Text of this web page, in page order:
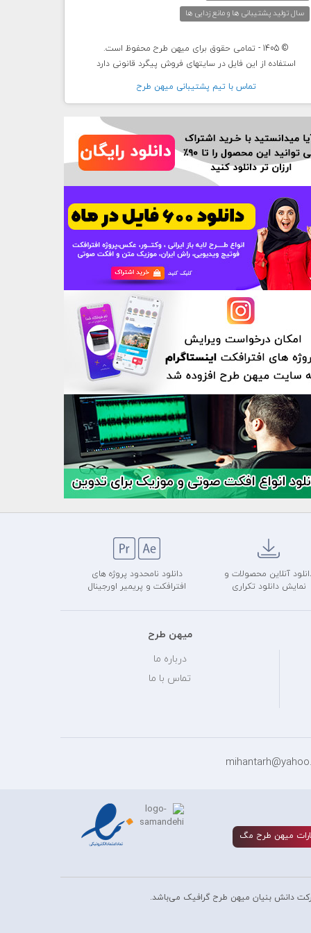
سال تولید پشتیبانی ها و مانع زدایی ها
© 1405 - تمامی حقوق برای میهن طرح محفوظ است.
استفاده از این فایل در سایتهای فروش پیگرد قانونی دارد
تماس با تيم پشتيبانی ميهن طرح
آنلاین محصولات و
نمایش دانلود تکراری
دانلود نامحدود پروژه های
افترافکت و پریمیر اورجینال
میهن طرح
درباره ما
تماس با ما
ميهن طرح مگ
دانش بنیان میهن طرح گرافیک می‌باشد.